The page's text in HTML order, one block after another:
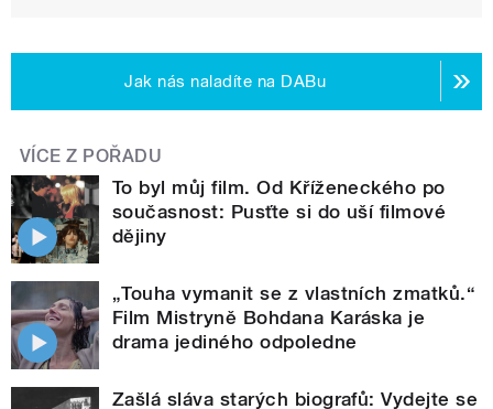
Jak nás naladíte na DABu
VÍCE Z POŘADU
To byl můj film. Od Kříženeckého po
současnost: Pusťte si do uší filmové
dějiny
„Touha vymanit se z vlastních zmatků.“
Film Mistryně Bohdana Karáska je
drama jediného odpoledne
Zašlá sláva starých biografů: Vydejte se